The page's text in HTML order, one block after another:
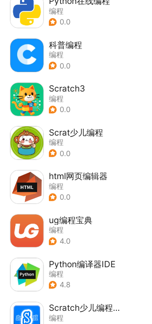
编程
0.0
科普编程
编程
0.0
Scratch3
编程
0.0
Scrat少儿编程
编程
0.0
html网页编辑器
编程
0.0
ug编程宝典
编程
4.0
Python编译器IDE
编程
4.8
Scratch少儿编程工厂
编程